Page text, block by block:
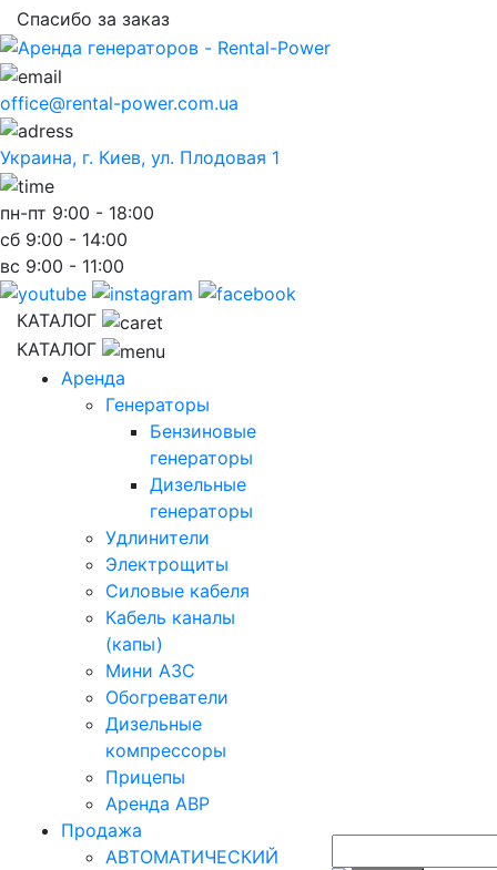
Спасибо за заказ
office@rental-power.com.ua
Украина, г. Киев, ул. Плодовая 1
пн-пт 9:00 - 18:00
сб 9:00 - 14:00
вс 9:00 - 11:00
КАТАЛОГ
КАТАЛОГ
Аренда
Генераторы
Бензиновые
генераторы
Дизельные
генераторы
Удлинители
Электрощиты
Силовые кабеля
Кабель каналы
(капы)
Мини АЗС
Обогреватели
Дизельные
компрессоры
Прицепы
Аренда АВР
Продажа
АВТОМАТИЧЕСКИЙ